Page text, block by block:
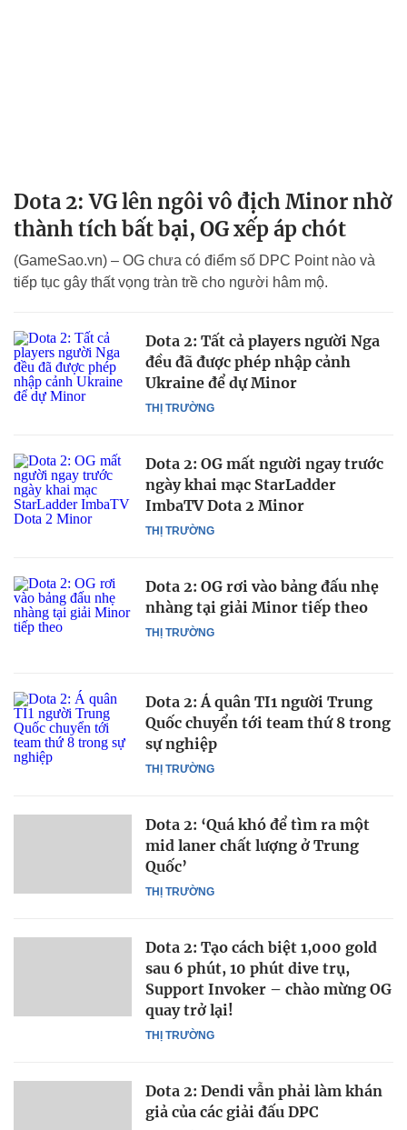
Dota 2: VG lên ngôi vô địch Minor nhờ
thành tích bất bại, OG xếp áp chót
(GameSao.vn) – OG chưa có điểm số DPC Point nào và
tiếp tục gây thất vọng tràn trề cho người hâm mộ.
THỊ TRƯỜNG
Dota 2: Tất cả players người Nga
đều đã được phép nhập cảnh
Ukraine để dự Minor
THỊ TRƯỜNG
Dota 2: OG mất người ngay trước
ngày khai mạc StarLadder
ImbaTV Dota 2 Minor
THỊ TRƯỜNG
Dota 2: OG rơi vào bảng đấu nhẹ
nhàng tại giải Minor tiếp theo
THỊ TRƯỜNG
Dota 2: Á quân TI1 người Trung
Quốc chuyển tới team thứ 8 trong
sự nghiệp
THỊ TRƯỜNG
Dota 2: ‘Quá khó để tìm ra một
mid laner chất lượng ở Trung
Quốc’
THỊ TRƯỜNG
Dota 2: Tạo cách biệt 1,000 gold
sau 6 phút, 10 phút dive trụ,
Support Invoker – chào mừng OG
quay trở lại!
Dota 2: Dendi vẫn phải làm khán
giả của các giải đấu DPC